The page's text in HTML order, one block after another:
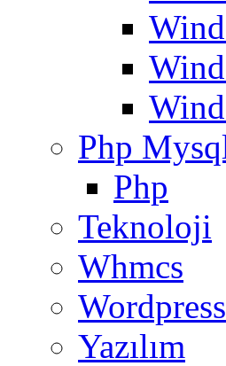
Php
Php
Teknoloji
Whmcs
Wordpress
Yazılım